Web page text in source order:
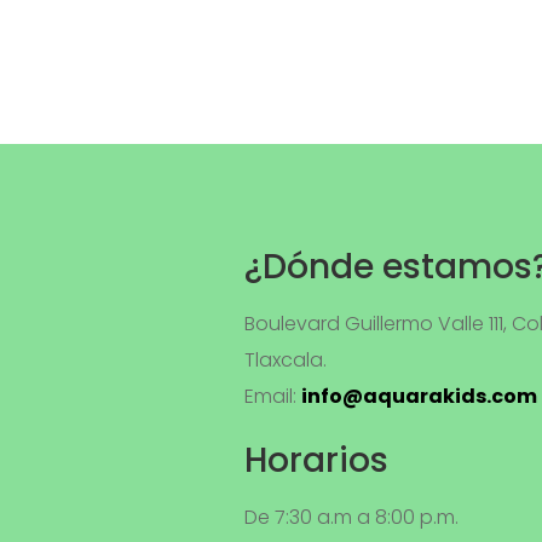
¿Dónde
Boulevard Guillermo Valle 111,
Tlaxcala.
Email: info@aquarakids.com
Horarios
De 7:30 a.m a 8:00 p.m.